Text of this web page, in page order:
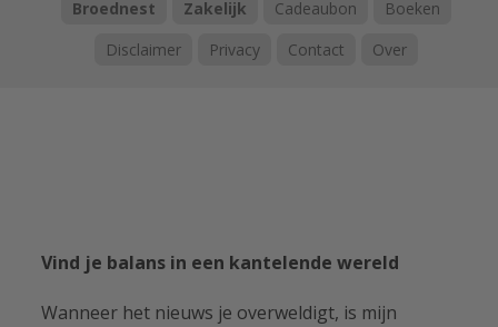
Broednest Zakelijk Cadeaubon
Boeken
Disclaimer
Privacy Contact Over
Vind je balans in een kantelende wereld
Wanneer het nieuws je overweldigt, is mijn